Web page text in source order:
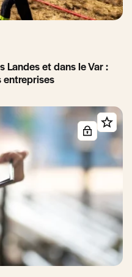
Landes et dans le Var :
entreprises